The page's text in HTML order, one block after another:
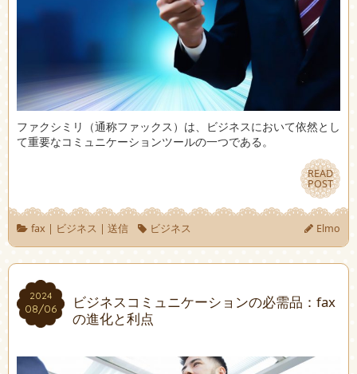
ファクシミリ（通称ファックス）は、ビジネスにおいて依然とし
て重要なコミュニケーションツールの一つである。
READ
POST
READ
POST
fax | ビジネス | 送信 ビジネス Elmo
2024
08/06
2024
08/06
ビジネスコミュニケーションの必需品：fax
の進化と利点